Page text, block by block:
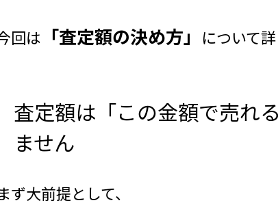
回は 「査定額の決め方」 について
査定額は「この金額で売れ
ません
ず大前提として、